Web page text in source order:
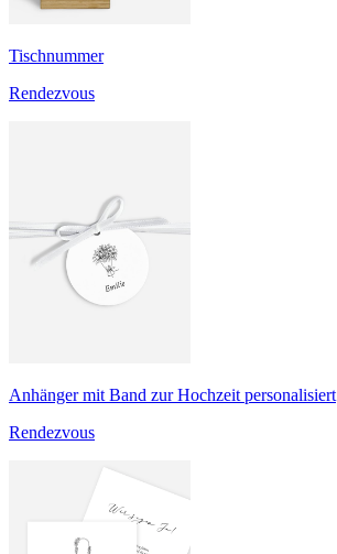
Tischnummer
Rendezvous
Anhänger mit Band zur Hochzeit personalisiert
Rendezvous